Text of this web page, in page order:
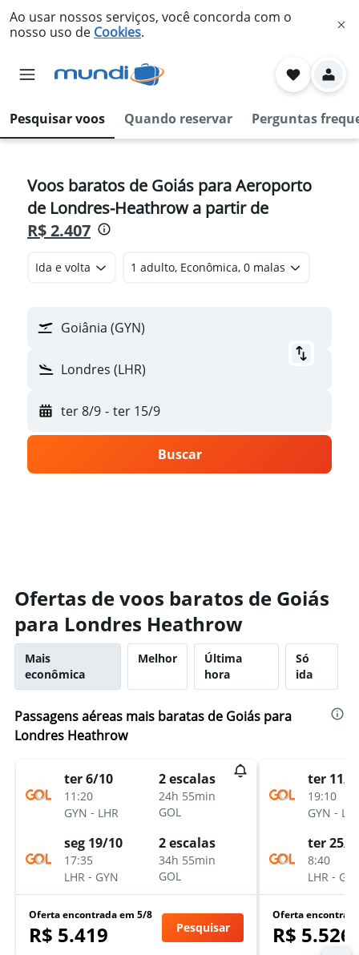
Ao usar nossos serviços, você concorda com o
nosso uso de Cookies.
Pesquisar voos Quando reservar Perguntas
Voos baratos de Goiás para Aeroporto
de Londres-Heathrow a partir de
R$ 2.407
Ida e volta 1 adulto, Econômica, 0 malas
Goiânia (GYN)
Londres (LHR)
ter 8/9 - ter 15/9
Buscar
Ofertas de voos baratos de Goiás
para Londres Heathrow
Mais
econômica
Melhor
Última
hora
Só
ida
Passagens aéreas mais baratas de Goiás para
Londres Heathrow
ter 6/10
11:20
GYN - LHR
2 escalas
24h 55min
GOL
seg 19/10
17:35
LHR - GYN
2 escalas
34h 55min
GOL
Oferta encontrada em 5/8
R$ 5.419 Pesquisar
ter 11/8
19:10
GYN -
ter 25/8
8:40
LHR -
Oferta
R$ 5.526